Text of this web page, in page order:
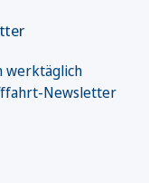
werktäglich
Newsletter